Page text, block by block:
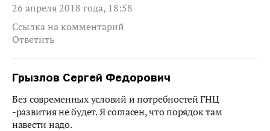
26 апреля 2018 года, 18:58
Ссылка на комментарий
Ответить
Грызлов Сергей Федорович
Без современных условий и потребностей ГНЦ
-развития не будет. Я согласен, что порядок там
навести надо.